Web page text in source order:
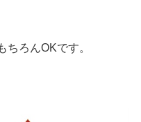
ろんOKです。